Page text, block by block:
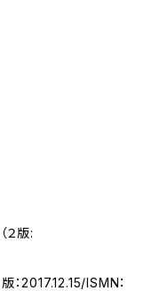
２版:
：2017.12.15/ISMN：